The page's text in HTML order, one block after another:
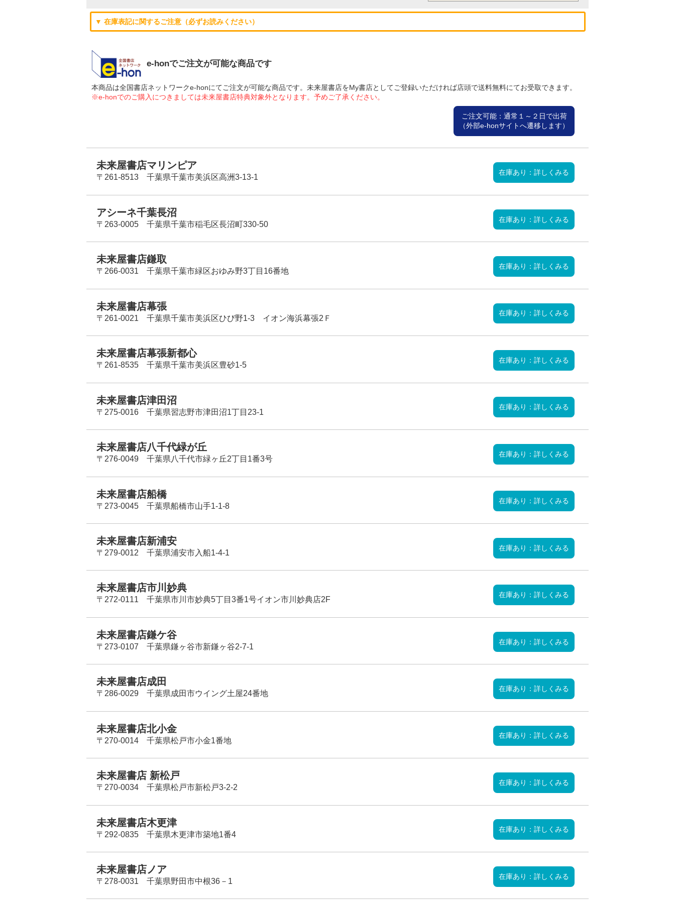
▼ 在庫表記に関するご注意（必ずお読みください）
e-honでご注文が可能な商品です
本商品は全国書店ネットワークe-honにてご注文が可能な商品です。未来屋書店をMy書店としてご登録いただければ店頭で送料無料にてお受取できます。
※e-honでのご購入につきましては未来屋書店特典対象外となります。予めご了承ください。
ご注文可能：通常１～２日で出荷
（外部e-honサイトへ遷移します）
未来屋書店マリンピア
〒261-8513 千葉県千葉市美浜区高洲3-13-1
在庫あり：詳しくみる
アシーネ千葉長沼
〒263-0005 千葉県千葉市稲毛区長沼町330-50
在庫あり：詳しくみる
未来屋書店鎌取
〒266-0031 千葉県千葉市緑区おゆみ野3丁目16番地
在庫あり：詳しくみる
未来屋書店幕張
〒261-0021 千葉県千葉市美浜区ひび野1-3 イオン海浜幕張2Ｆ
在庫あり：詳しくみる
未来屋書店幕張新都心
〒261-8535 千葉県千葉市美浜区豊砂1-5
在庫あり：詳しくみる
未来屋書店津田沼
〒275-0016 千葉県習志野市津田沼1丁目23-1
在庫あり：詳しくみる
未来屋書店八千代緑が丘
〒276-0049 千葉県八千代市緑ヶ丘2丁目1番3号
在庫あり：詳しくみる
未来屋書店船橋
〒273-0045 千葉県船橋市山手1-1-8
在庫あり：詳しくみる
未来屋書店新浦安
〒279-0012 千葉県浦安市入船1-4-1
在庫あり：詳しくみる
未来屋書店市川妙典
〒272-0111 千葉県市川市妙典5丁目3番1号イオン市川妙典店2F
在庫あり：詳しくみる
未来屋書店鎌ケ谷
〒273-0107 千葉県鎌ヶ谷市新鎌ヶ谷2-7-1
在庫あり：詳しくみる
未来屋書店成田
〒286-0029 千葉県成田市ウイング土屋24番地
在庫あり：詳しくみる
未来屋書店北小金
〒270-0014 千葉県松戸市小金1番地
在庫あり：詳しくみる
未来屋書店 新松戸
〒270-0034 千葉県松戸市新松戸3-2-2
在庫あり：詳しくみる
未来屋書店木更津
〒292-0835 千葉県木更津市築地1番4
在庫あり：詳しくみる
未来屋書店ノア
〒278-0031 千葉県野田市中根36－1
在庫あり：詳しくみる